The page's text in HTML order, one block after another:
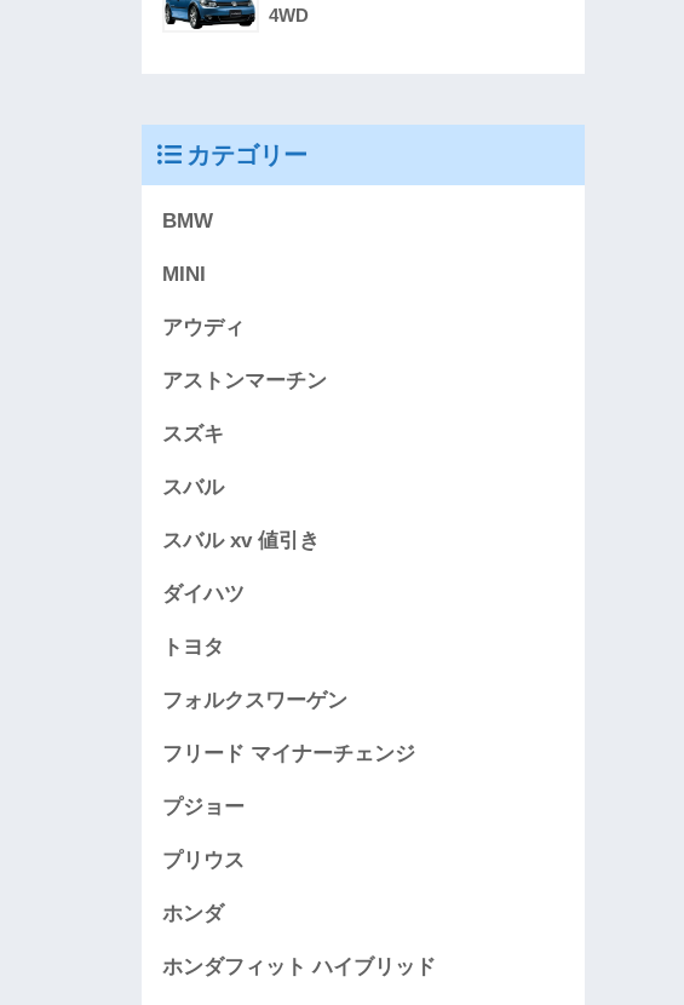
4WD
カテゴリー
BMW
MINI
アウディ
アストンマーチン
スズキ
スバル
スバル xv 値引き
ダイハツ
トヨタ
フォルクスワーゲン
フリード マイナーチェンジ
プジョー
プリウス
ホンダ
ホンダフィット ハイブリッド